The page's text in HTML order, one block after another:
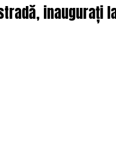
inaugurați